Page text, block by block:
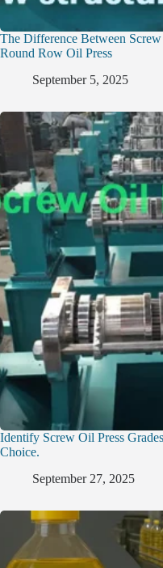
The Difference Between
Round Row Oil Press
September 5, 2025
Identify Screw Oil Press
Choice.
September 27, 2025